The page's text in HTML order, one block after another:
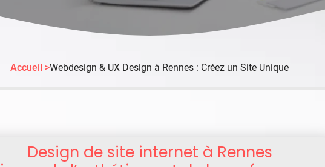
Accueil >Webdesign & UX Design à Rennes : Créez un Site Unique
Design de site internet à Rennes